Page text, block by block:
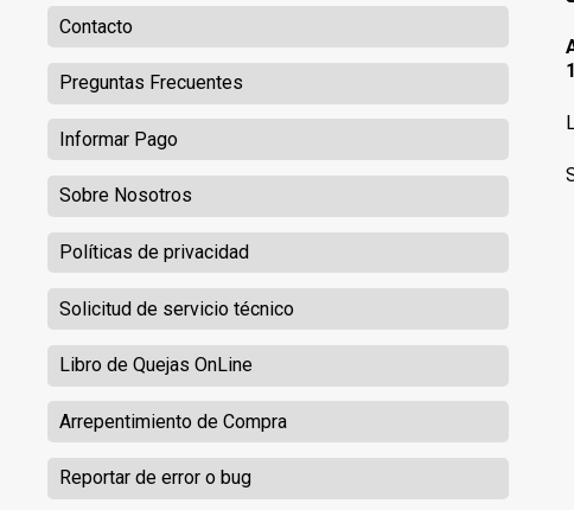
Contacto
Preguntas Frecuentes
Informar Pago
Sobre Nosotros
Políticas de privacidad
Solicitud de servicio técnico
Libro de Quejas OnLine
Arrepentimiento de Compra
Reportar de error o bug